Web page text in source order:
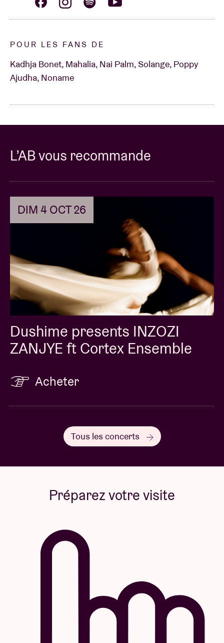
POUR LES FANS DE
Kadhja Bonet, Mahalia, Nai Palm, Solange, Poppy
Ajudha, Noname
L’AB vous recommande
DIM 4 OCT 26
Dushime presents INZOZI
ZANJYE ft Cortex Ensemble
Acheter
Tous les concerts
Préparez votre visite